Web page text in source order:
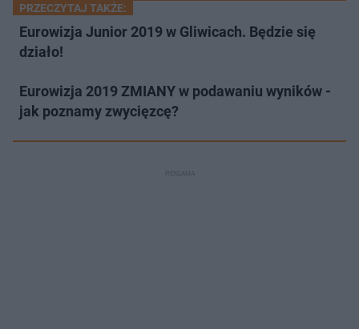
PRZECZYTAJ TAKŻE:
Eurowizja Junior 2019 w Gliwicach. Będzie się
działo!
Eurowizja 2019 ZMIANY w podawaniu wyników -
jak poznamy zwycięzcę?